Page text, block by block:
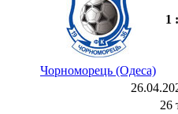
1
Чорноморець (Одеса)
26